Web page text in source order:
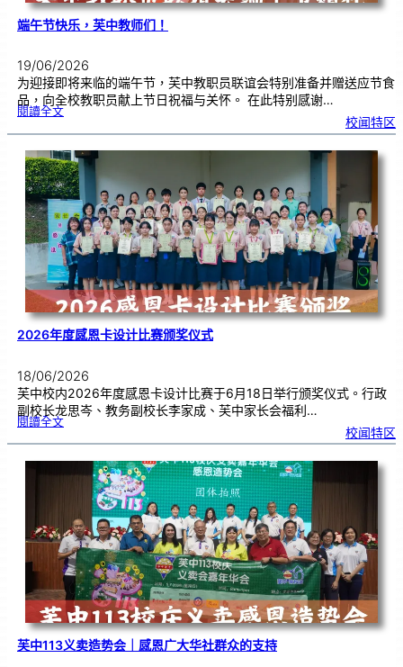
端午节快乐，芙中教师们！
19/06/2026
为迎接即将来临的端午节，芙中教职员联谊会特别准备并赠送应节食
品，向全校教职员献上节日祝福与关怀。 在此特别感谢…
閱讀全文:端
快
，
芙
中
教
师
们
！
校闻特区
2026年度感恩卡设计比赛颁奖仪式
18/06/2026
芙中校内2026年度感恩卡设计比赛于6月18日举行颁奖仪式。行政
副校长龙思岑、教务副校长李家成、芙中家长会福利…
閱讀全文:2
6
度
感
卡
仪
式
校闻特区
芙中113义卖造势会｜感恩广大华社群众的支持